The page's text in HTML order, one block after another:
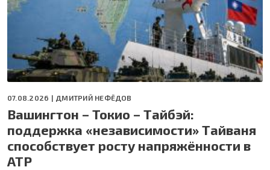
07.08.2026 | ДМИТРИЙ НЕФЁДОВ
Вашингтон – Токио – Тайбэй:
поддержка «независимости» Тайваня
способствует росту напряжённости в
АТР